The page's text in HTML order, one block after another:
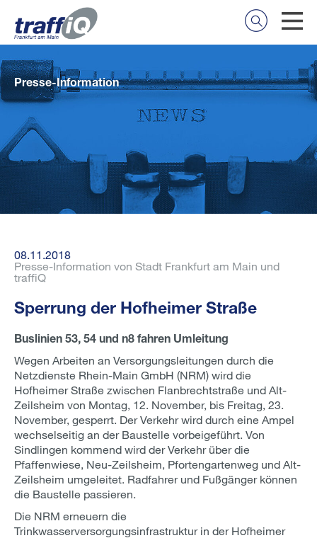
Presse-Information
08.11.2018
Presse-Information von Stadt Frankfurt am Main und
traffiQ
Sperrung der Hofheimer Straße
Buslinien 53, 54 und n8 fahren Umleitung
Wegen Arbeiten an Versorgungsleitungen durch die
Netzdienste Rhein-Main GmbH (NRM) wird die
Hofheimer Straße zwischen Flanbrechtstraße und Alt-
Zeilsheim von Montag, 12. November, bis Freitag, 23.
November, gesperrt. Der Verkehr wird durch eine Ampel
wechselseitig an der Baustelle vorbeigeführt. Von
Sindlingen kommend wird der Verkehr über die
Pfaffenwiese, Neu-Zeilsheim, Pfortengartenweg und Alt-
Zeilsheim umgeleitet. Radfahrer und Fußgänger können
die Baustelle passieren.
Die NRM erneuern die
Trinkwasserversorgungsinfrastruktur in der Hofheimer